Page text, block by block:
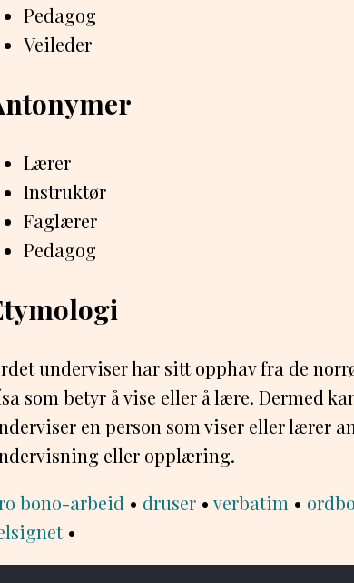
Pedagog
Veileder
Lærer
Instruktør
Faglærer
Pedagog
underviser har sitt opphav fra de
som betyr å vise eller å lære. Dermed
en person som viser eller lærer
eller opplæring.
bono-arbeid • druser • verbatim •
•